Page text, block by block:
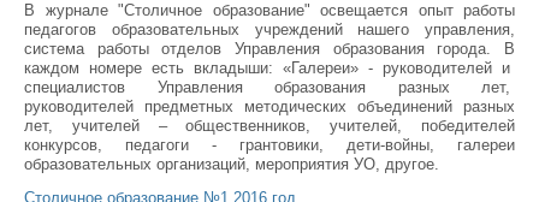
В журнале "Столичное образование" освещается опыт работы
педагогов образовательных учреждений нашего управления,
система работы отделов Управления образования города. В
каждом номере есть вкладыши: «Галереи» - руководителей и
специалистов Управления образования разных лет,
руководителей предметных методических объединений разных
лет, учителей – общественников, учителей, победителей
конкурсов, педагоги - грантовики, дети-войны, галереи
образовательных организаций, мероприятия УО, другое.
Столичное образование №1 2016 год.